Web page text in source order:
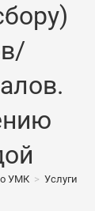
УМК > Услуги